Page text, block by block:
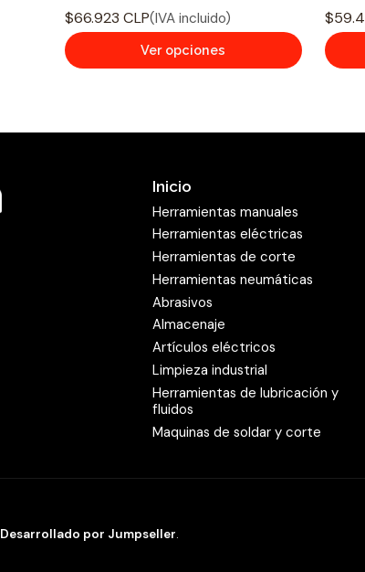
$66.923 CLP(IVA incluido)
Ver opciones
Inicio
Herramientas manuales
Herramientas eléctricas
Herramientas de corte
Herramientas neumáticas
Abrasivos
Almacenaje
Artículos eléctricos
Limpieza industrial
Herramientas de lubricación y
fluidos
Maquinas de soldar y corte
Desarrollado por Jumpseller.